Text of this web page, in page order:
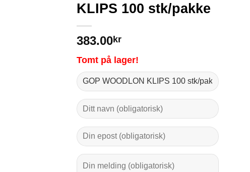
KLIPS 100 stk/pakke
383.00kr
Tomt på lager!